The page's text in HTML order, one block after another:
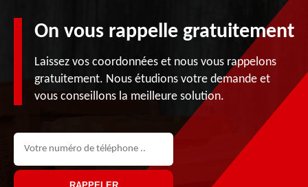
On vous rappelle gratuitement
Laissez vos coordonnées et nous vous rappelons
gratuitement. Nous étudions votre demande et
vous conseillons la meilleure solution.